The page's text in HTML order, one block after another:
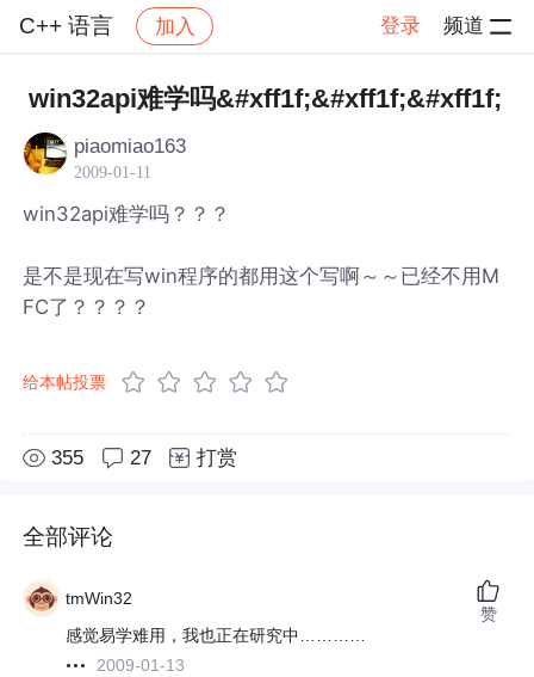
C++ 语言 加入 登录 频道
社区 C++ 语言 帖子详情
win32api难学吗&#xff1f;&#xff1f;&#xff1f;
piaomiao163
2009-01-11
win32api难学吗？？？
是不是现在写win程序的都用这个写啊～～已经不用M
FC了？？？？
给本帖投票
355 27 打赏
全部评论
tmWin32
感觉易学难用，我也正在研究中…………
2009-01-13
赞